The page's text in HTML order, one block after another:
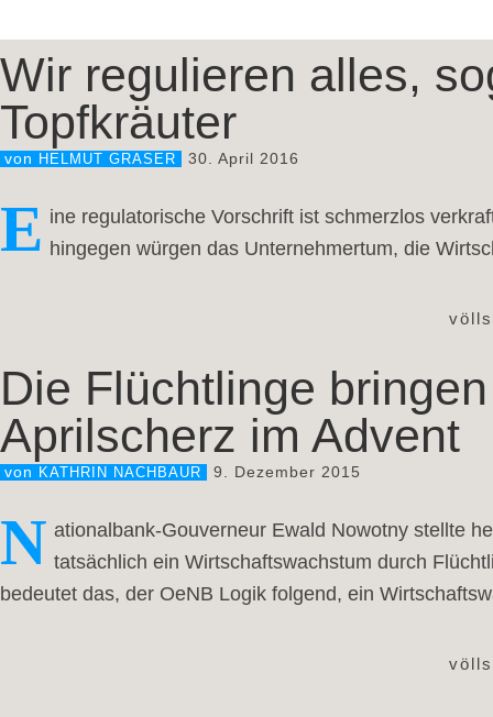
Wir regulieren alles,
Topfkräuter
von HELMUT GRASER 30. April 2016
E ine regulatorische Vorschrift ist schmerzlos
hingegen würgen das Unternehmertum, die
Die Flüchtlinge
Aprilscherz im Advent
von KATHRIN NACHBAUR 9. Dezember 2015
N ationalbank-Gouverneur Ewald Nowotny stellte
tatsächlich ein Wirtschaftswachstum durch
bedeutet das, der OeNB Logik folgend, ein